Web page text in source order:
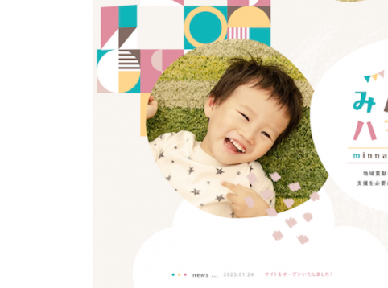
求人・採用サイト
ECサイト（オンラインショ
ポータルサイト・メディア
LP（ランディングページ）
キャンペーン・プロモー
ブランディング（ロゴ・印
その他 （1件）